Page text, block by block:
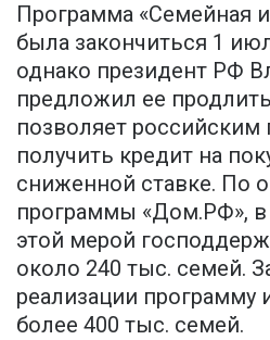
Программа «Семейная
была закончиться 1
однако президент РФ
предложил ее
позволяет российским
получить кредит на
сниженной ставке. По
программы «Дом.РФ», в
этой мерой
около 240 тыс. семей.
реализации программу
более 400 тыс. семей.